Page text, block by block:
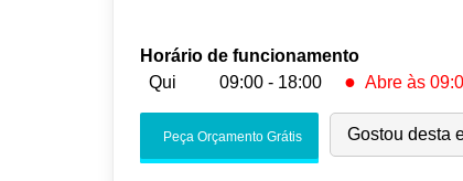
Horário de funcionamento
Qui
09:00 - 18:00 ● Abre às
Peça Orçamento Grátis Gostou desta